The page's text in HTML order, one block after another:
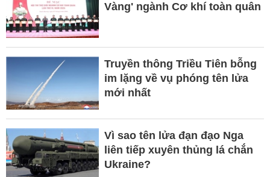
Vàng' ngành Cơ khí toàn quân
Truyền thông Triều Tiên bỗng
im lặng về vụ phóng tên lửa
mới nhất
Vì sao tên lửa đạn đạo Nga
liên tiếp xuyên thủng lá chắn
Ukraine?